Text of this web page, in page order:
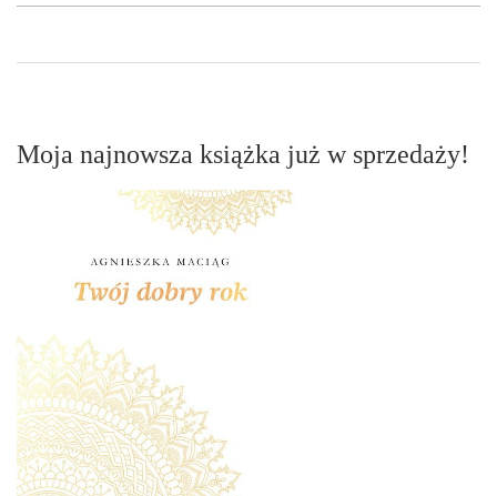
Moja najnowsza książka już w sprzedaży!